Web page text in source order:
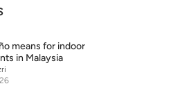
means for indoor
in Malaysia